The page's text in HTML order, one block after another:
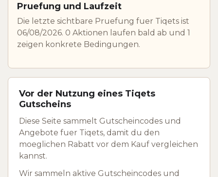
Pruefung und Laufzeit
Die letzte sichtbare Pruefung fuer Tiqets ist
06/08/2026. 0 Aktionen laufen bald ab und 1
zeigen konkrete Bedingungen.
Vor der Nutzung eines Tiqets
Gutscheins
Diese Seite sammelt Gutscheincodes und
Angebote fuer Tiqets, damit du den
moeglichen Rabatt vor dem Kauf vergleichen
kannst.
Wir sammeln aktive Gutscheincodes und